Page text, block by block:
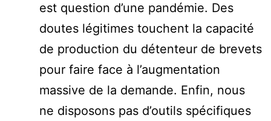
est question d’une pandémie. Des
doutes légitimes touchent la capacité
de production du détenteur de brevets
pour faire face à l’augmentation
massive de la demande. Enfin, nous
ne disposons pas d’outils spécifiques